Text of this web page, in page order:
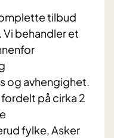
tilbud
Vi behandler et
og avhengighet.
på cirka 2
fylke, Asker